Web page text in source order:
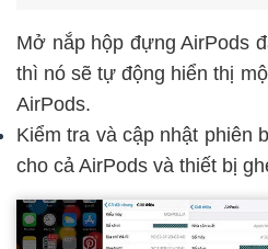
Mở nắp hộp đựng AirPods
thì nó sẽ tự động hiển thị
AirPods.
Kiểm tra và cập nhật phiên
cho cả AirPods và thiết bị